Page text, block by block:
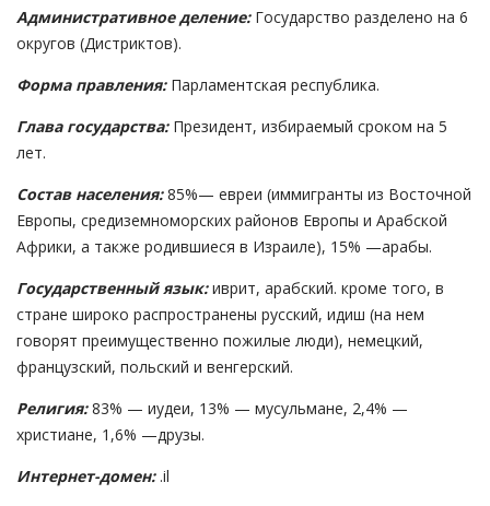
Административное деление:Государство разделено на 6
округов (Дистриктов).
Форма правления: Парламентская республика.
Глава государства: Президент, избираемый сроком на 5
лет.
Состав населения: 85%— евреи (иммигранты из Восточной
Европы, средиземноморских районов Европы и Арабской
Африки, а также родившиеся в Израиле), 15% —арабы.
Государственный язык:иврит, арабский. кроме того, в
стране широко распространены русский, идиш (на нем
говорят преимущественно пожилые люди), немецкий,
французский, польский и венгерский.
Религия:83% — иудеи, 13% — мусульмане, 2,4% —
христиане, 1,6% —друзы.
Интернет-домен: .il